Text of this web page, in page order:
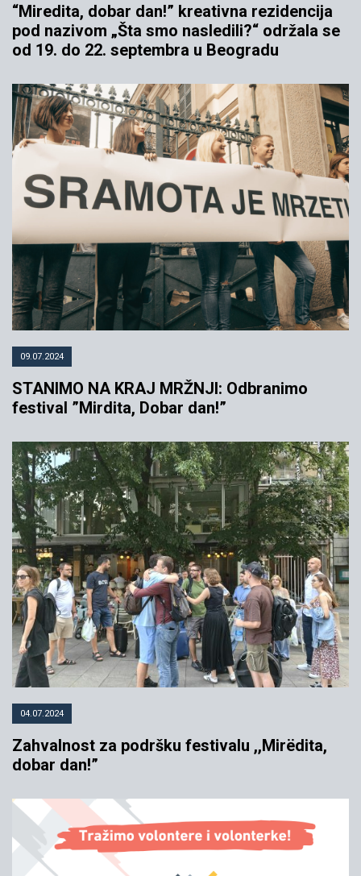
“Miredita, dobar dan!” kreativna rezidencija
pod nazivom „Šta smo nasledili?“ održala se
od 19. do 22. septembra u Beogradu
09.07.2024
STANIMO NA KRAJ MRŽNJI: Odbranimo
festival ”Mirdita, Dobar dan!”
04.07.2024
Zahvalnost za podršku festivalu ,,Mirëdita,
dobar dan!”